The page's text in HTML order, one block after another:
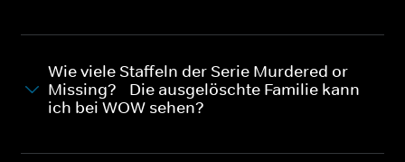
Wie viele Staffeln der Serie Murdered or
Missing? - Die ausgelöschte Familie kann
ich bei WOW sehen?